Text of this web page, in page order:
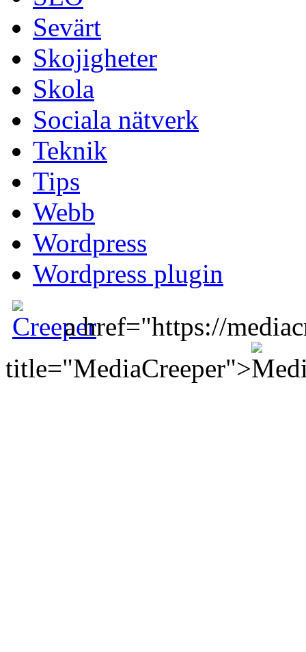
Sevärt
Skojigheter
Skola
Sociala nätverk
Teknik
Tips
Webb
Wordpress
Wordpress plugin
a href="https://
title="MediaCreeper">